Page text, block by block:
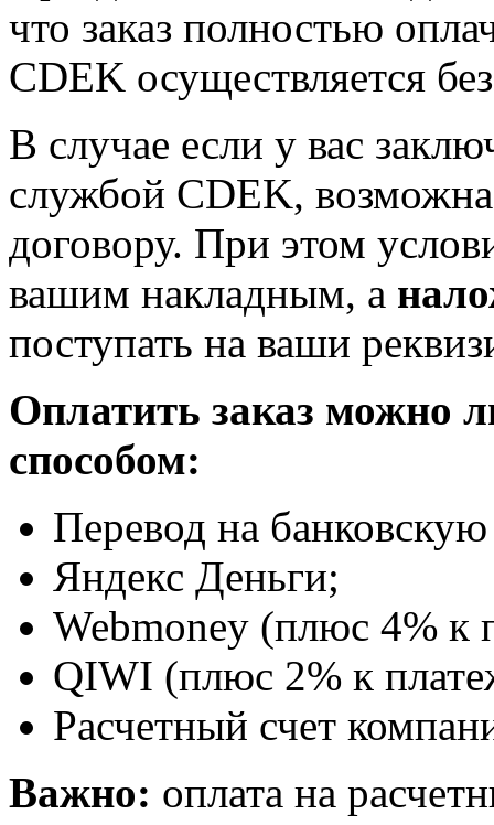
что заказ полностью
CDEK осуществляется
В случае если у вас
службой CDEK,
договору. При этом
вашим накладным, а
поступать на ваши
Оплатить заказ можно
способом:
Перевод на
Яндекс Деньги;
Webmoney (плюс 4% к
QIWI (плюс 2% к
Расчетный счет
Важно: оплата на